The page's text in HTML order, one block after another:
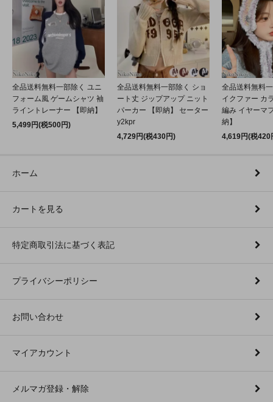
全品送料無料一部除く ユニ
フォーム風 ゲームシャツ 袖
ライントレーナー 【即納】
5,499円(税500円)
全品送料無料一部除く ショ
ート丈 ジップアップ ニット
パーカー 【即納】 セーター
y2kpr
4,729円(税430円)
全品送料無料
イクファー カ
編み イヤーマ
納】
4,619円(税420
ホーム
カートを見る
特定商取引法に基づく表記
プライバシーポリシー
お問い合わせ
マイアカウント
メルマガ登録・解除